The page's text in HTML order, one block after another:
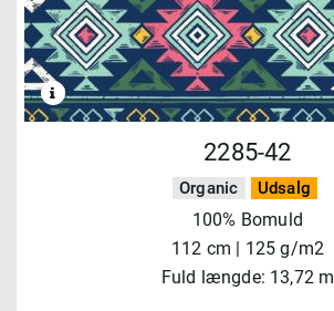
2285-42
Organic Udsalg
100% Bomuld
112 cm | 125 g/m2
Fuld længde: 13,72 m